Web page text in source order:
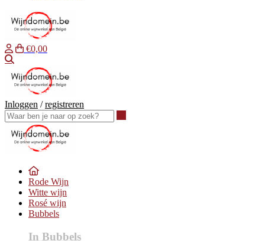
€0,00
Inloggen /registreren
Rode Wijn
Witte wijn
Rosé wijn
Bubbels
In Bubbels